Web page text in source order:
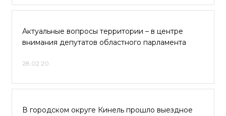
Актуальные вопросы территории – в центре
внимания депутатов областного парламента
28.02.20
В городском округе Кинель прошло выездное